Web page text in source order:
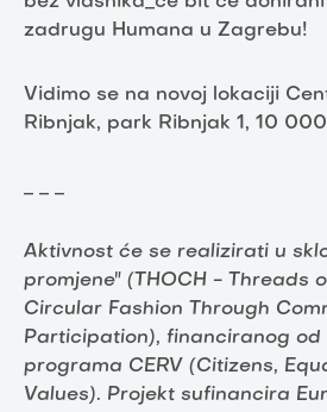
zadrugu Humana u Zagrebu!
Vidimo se na novoj lokaciji
Ribnjak, park Ribnjak 1, 10
Aktivnost će se realizirati u
promjene" (THOCH - Threads
Circular Fashion Through
Participation), financiranog od
programa CERV (Citizens,
Values). Projekt sufinancira